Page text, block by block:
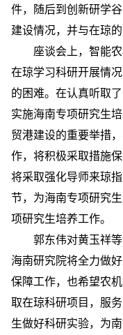
件，随后到创新研学
建设情况，并与在琼
座谈会上，智能
在琼学习科研开展情
的困难。在认真听取
实施海南专项研究生
贸港建设的重要举措
作，将积极采取措施
将采取强化导师来琼
节，为海南专项研究
项研究生培养工作。
郭东伟对黄玉祥
海南研究院将全力做
保障工作，也希望农
取在琼科研项目，服
生做好科研实验，为